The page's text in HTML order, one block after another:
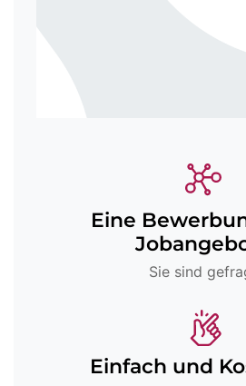
Eine
Sie sind
Einfach und